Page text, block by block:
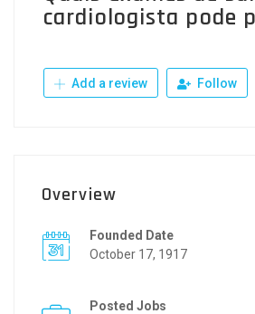
cardiologista pode
Add a review Follow
Overview
Founded Date
October 17, 1917
Posted Jobs